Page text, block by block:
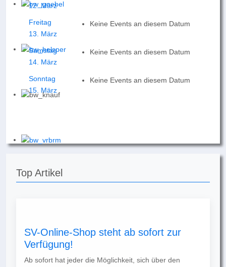
12. März
Freitag
13. März
Keine Events an diesem Datum
Samstag
14. März
Keine Events an diesem Datum
Sonntag
15. März
Keine Events an diesem Datum
Top Artikel
SV-Online-Shop steht ab sofort zur
Verfügung!
Ab sofort hat jeder die Möglichkeit, sich über den